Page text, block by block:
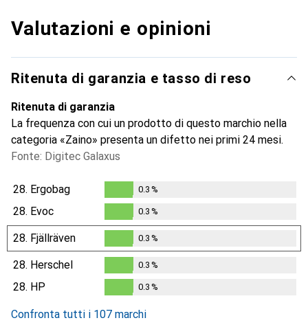
Valutazioni e opinioni
Ritenuta di garanzia e tasso di reso
Ritenuta di garanzia
La frequenza con cui un prodotto di questo marchio nella
categoria «Zaino» presenta un difetto nei primi 24 mesi.
Fonte: Digitec Galaxus
28. Ergobag
0.3%
0.3 %
28. Evoc
0.3%
0.3 %
28. Fjällräven
0.3%
0.3 %
28. Herschel
0.3%
0.3 %
28. HP 0.3 %
Confronta tutti i 107 marchi